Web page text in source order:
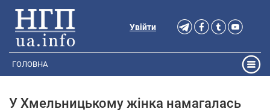
Увійти
ГОЛОВНА
У Хмельницькому жінка намагалась